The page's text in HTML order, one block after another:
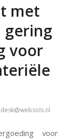
met
gering
voor
voor